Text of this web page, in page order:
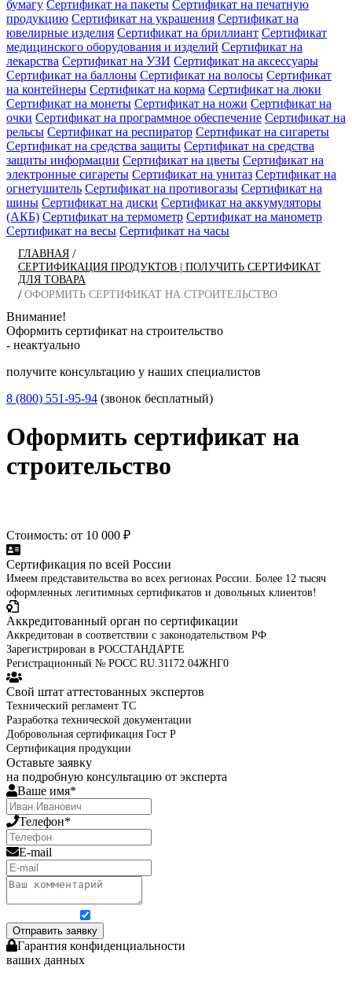
бумагу Сертификат на пакеты Сертификат на печатную
продукцию Сертификат на украшения Сертификат на
ювелирные изделия Сертификат на бриллиант Сертификат
медицинского оборудования и изделий Сертификат на
лекарства Сертификат на УЗИ Сертификат на аксессуары
Сертификат на баллоны Сертификат на волосы Сертификат
на контейнеры Сертификат на корма Сертификат на люки
Сертификат на монеты Сертификат на ножи Сертификат на
очки Сертификат на программное обеспечение Сертификат на
рельсы Сертификат на респиратор Сертификат на сигареты
Сертификат на средства защиты Сертификат на средства
защиты информации Сертификат на цветы Сертификат на
электронные сигареты Сертификат на унитаз Сертификат на
огнетушитель Сертификат на противогазы Сертификат на
шины Сертификат на диски Сертификат на аккумуляторы
(АКБ) Сертификат на термометр Сертификат на манометр
Сертификат на весы Сертификат на часы
ГЛАВНАЯ /
СЕРТИФИКАЦИЯ ПРОДУКТОВ | ПОЛУЧИТЬ СЕРТИФИКАТ
ДЛЯ ТОВАРА
/ ОФОРМИТЬ СЕРТИФИКАТ НА СТРОИТЕЛЬСТВО
Внимание!
Оформить сертификат на строительство
- неактуально
получите консультацию у наших специалистов
8 (800) 551-95-94 (звонок бесплатный)
Оформить сертификат на
строительство
Стоимость: от 10 000 ₽
Сертификация по всей России
Имеем представительства во всех регионах России. Более 12 тысяч
оформленных легитимных сертификатов и довольных клиентов!
Аккредитованный орган по сертификации
Аккредитован в соответствии с законодательством РФ
Зарегистрирован в РОССТАНДАРТЕ
Регистрационный № РОСС RU.31172.04ЖНГ0
Свой штат аттестованных экспертов
Технический регламент ТС
Разработка технической документации
Добровольная сертификация Гост Р
Сертификация продукции
Оставьте заявку
на подробную консультацию от эксперта
Ваше имя*
Телефон*
E-mail
Отправить заявку
Гарантия конфиденциальности
ваших данных